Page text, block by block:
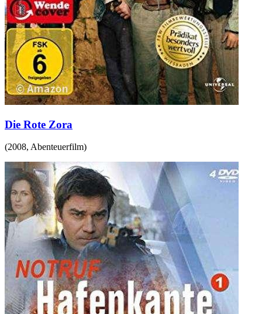
Die Rote Zora
(2008, Abenteuerfilm)